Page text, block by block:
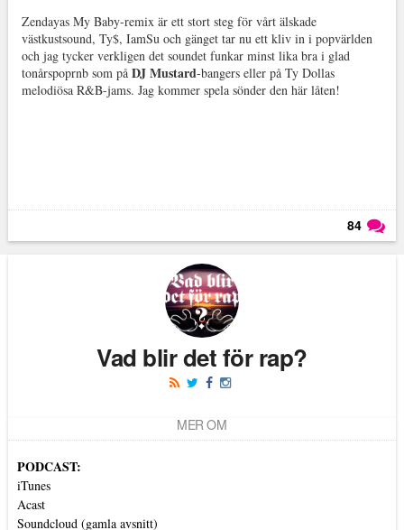
Zendayas My Baby-remix är ett stort steg för vårt älskade
västkustsound, Ty$, IamSu och gänget tar nu ett kliv in i popvärlden
och jag tycker verkligen det soundet funkar minst lika bra i glad
tonårspoprnb som på DJ Mustard-bangers eller på Ty Dollas
melodiösa R&B-jams. Jag kommer spela sönder den här låten!
84
Vad blir det för rap?
MER OM
PODCAST:
iTunes
Acast
Soundcloud (gamla avsnitt)